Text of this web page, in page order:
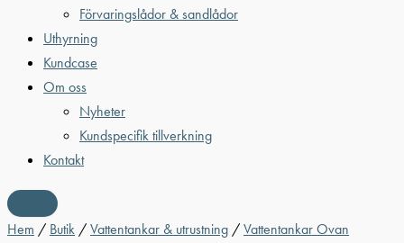
Förvaringslådor & sandlådor
Uthyrning
Kundcase
Om oss
Nyheter
Kundspecifik tillverkning
Kontakt
Hem / Butik /Vattentankar & utrustning /Vattentankar Ovan